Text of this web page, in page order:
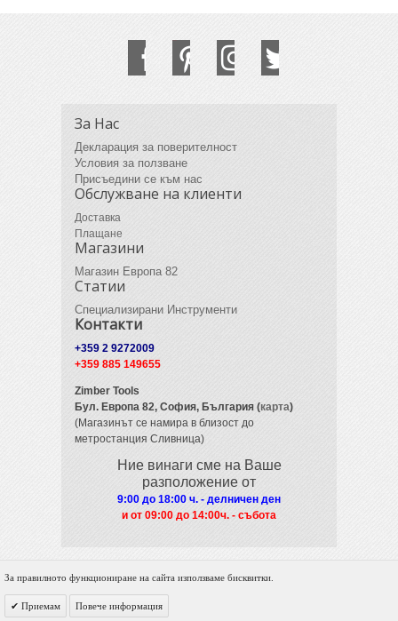
За Нас
Декларация за поверителност
Условия за ползване
Присъедини се към нас
Обслужване на клиенти
Доставка
Плащане
Магазини
Магазин Европа 82
Статии
Специализирани Инструменти
Контакти
+359 2 9272009
+359 885 149655
Zimber Tools
Бул. Европа 82, София, България (карта)
(Магазинът се намира в близост до
метростанция Сливница)
Ние винаги сме на Ваше
разположение от
9:00 до 18:00 ч. - делничен ден
и от 09:00 до 14:00ч. - събота
© 2012 Zimber Tools. All Rights Reserved.
За правилното функциониране на сайта използваме бисквитки.
Приемам Повече информация
Powered by DigiNET